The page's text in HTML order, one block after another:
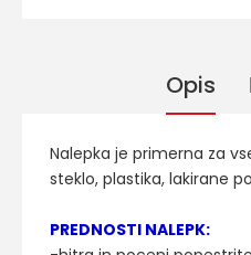
Opis
Nalepka je primerna za
steklo, plastika, lakirane
PREDNOSTI NALEPK: